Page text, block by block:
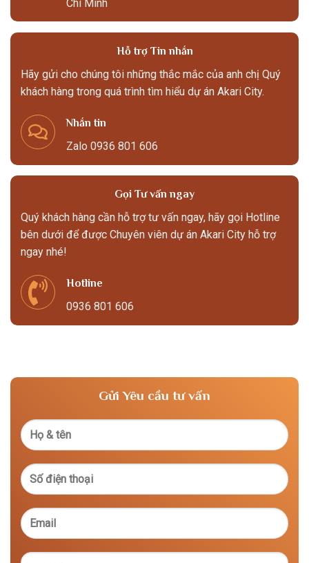
Chí Minh
Hỗ trợ Tin nhắn
Hãy gửi cho chúng tôi những thắc mắc của anh chị Quý
khách hàng trong quá trình tìm hiểu dự án Akari City.
Nhắn tin
Zalo 0936 801 606
Gọi Tư vấn ngay
Quý khách hàng cần hỗ trợ tư vấn ngay, hãy gọi Hotline
bên dưới để được Chuyên viên dự án Akari City hỗ trợ
ngay nhé!
Hotline
0936 801 606
Gửi Yêu cầu tư vấn